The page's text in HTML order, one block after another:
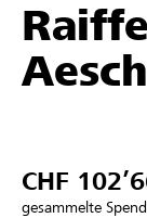
Hilfe &
CHF
gesammelte